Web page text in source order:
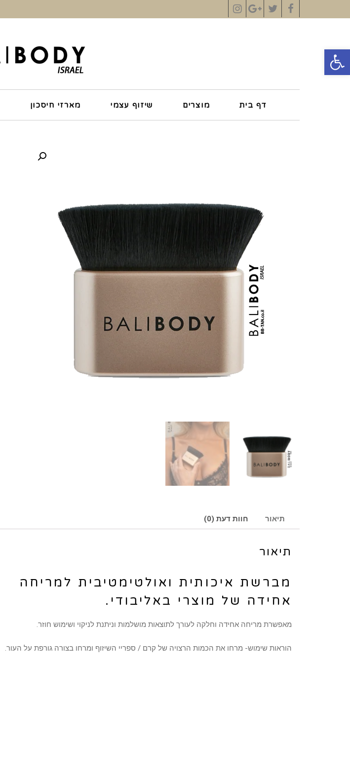
פתח סרגל נגישות
Facebook
Twitter
Google+
Instagram
דף בית מוצרים שיזוף עצמי מארזי חיסכון
תיאור חוות דעת (0)
תיאור
מברשת איכותית ואולטימטיבית למריחה
אחידה של מוצרי באליבודי.
מאפשרת מריחה אחידה וחלקה לעורך לתוצאות מושלמות וניתנת לניקוי ושימוש חוזר.
הוראות שימוש- מרחו את הכמות הרצויה של קרם / ספריי השיזוף ומרחו בצורה גורפת על העור.